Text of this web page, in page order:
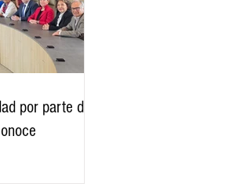
por parte de